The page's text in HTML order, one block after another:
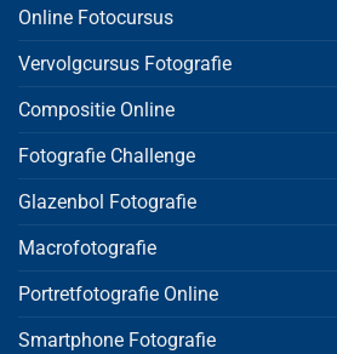
Online Fotocursus
Vervolgcursus Fotografie
Compositie Online
Fotografie Challenge
Glazenbol Fotografie
Macrofotografie
Portretfotografie Online
Smartphone Fotografie